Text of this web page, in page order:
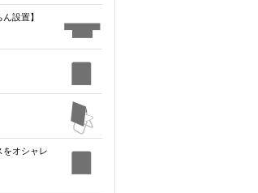
設置】
をオシャレ